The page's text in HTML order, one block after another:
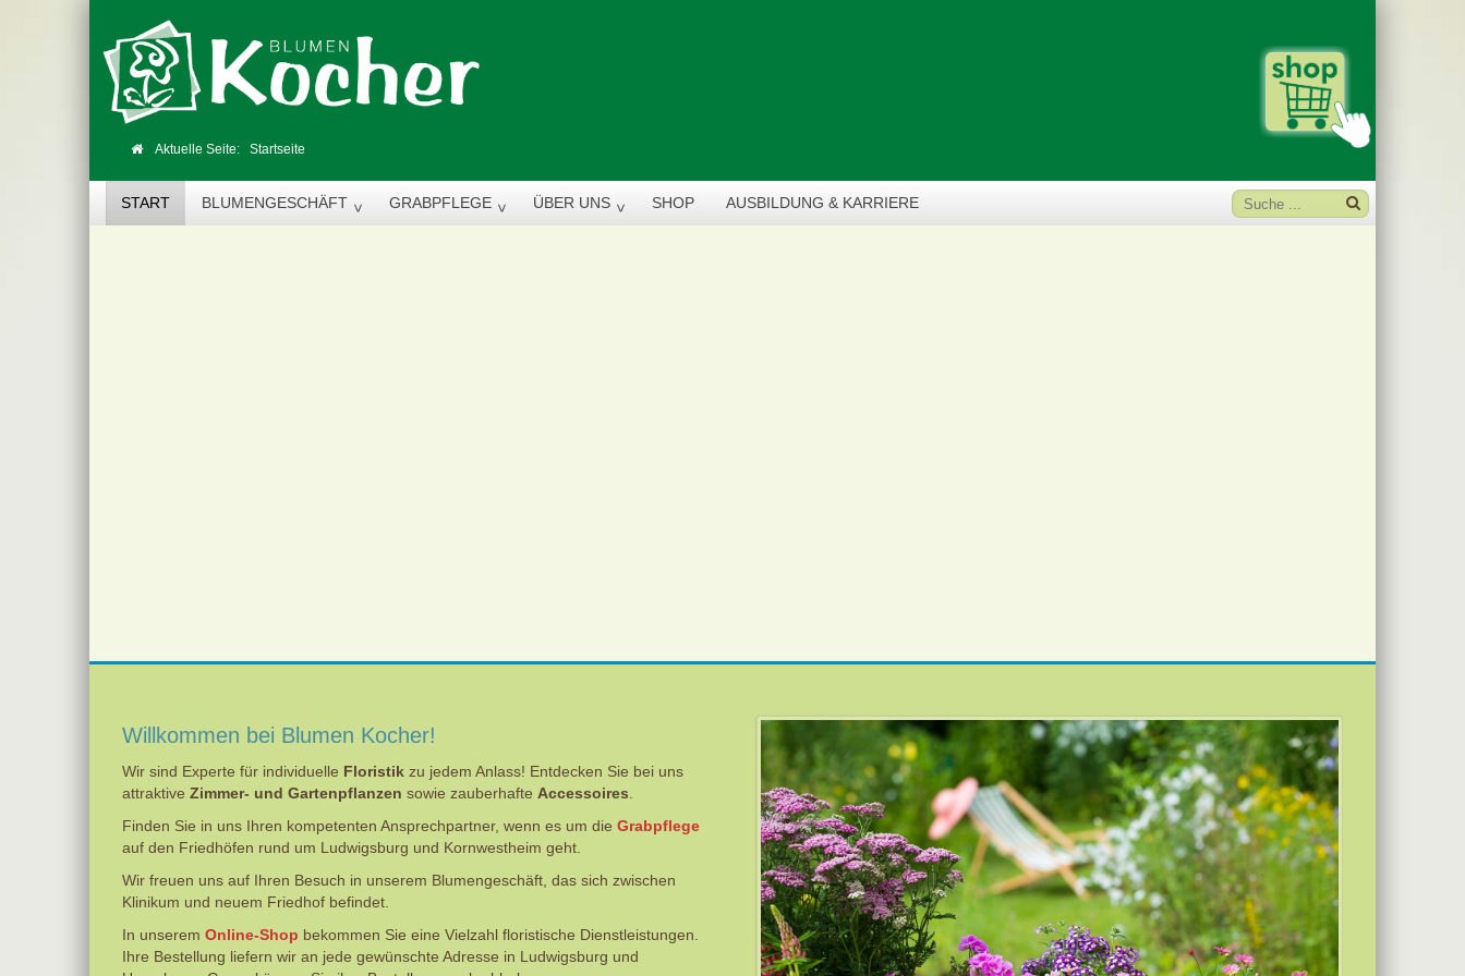
Aktuelle Seite: Startseite
START BLUMENGESCHÄFT GRABPFLEGE ÜBER UNS SHOP AUSBILDUNG & KARRIERE
für Garten, Balkon und Terrasse
Willkommen bei Blumen Kocher!
Wir sind Experte für individuelle Floristik zu jedem Anlass! Entdecken Sie bei uns
attraktive Zimmer- und Gartenpflanzen sowie zauberhafte Accessoires
Finden Sie in uns Ihren kompetenten Ansprechpartner, wenn es um die Grabpflege
auf den Friedhöfen rund um Ludwigsburg und Kornwestheim geht.
Wir freuen uns auf Ihren Besuch in unserem Blumengeschäft, das sich zwischen
Klinikum und neuem Friedhof befindet.
In unserem Online-Shop bekommen Sie eine Vielzahl floristische Dienstleistungen.
Ihre Bestellung liefern wir an jede gewünschte Adresse in Ludwigsburg und